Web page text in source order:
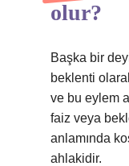
olur?
Başka bir
beklenti
ve bu eylem
faiz veya
anlamında
ahlakidir.